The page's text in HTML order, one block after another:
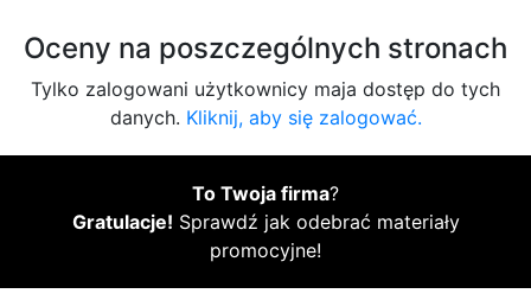
Oceny na poszczególnych stronach
Tylko zalogowani użytkownicy maja dostęp do tych
danych. Kliknij, aby się zalogować.
To Twoja firma?
Gratulacje! Sprawdź jak odebrać materiały
promocyjne!